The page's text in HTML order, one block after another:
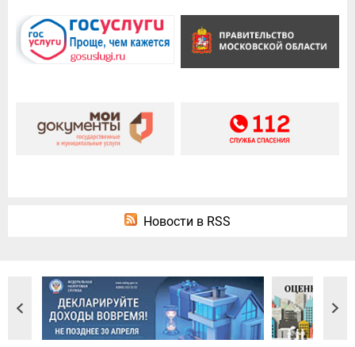
Новости в RSS